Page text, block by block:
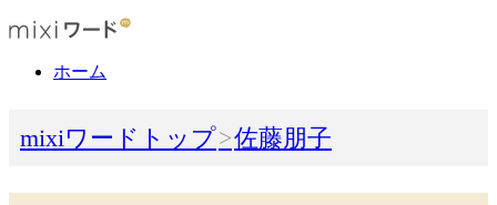
ホーム
mixiワードトップ 佐藤朋子